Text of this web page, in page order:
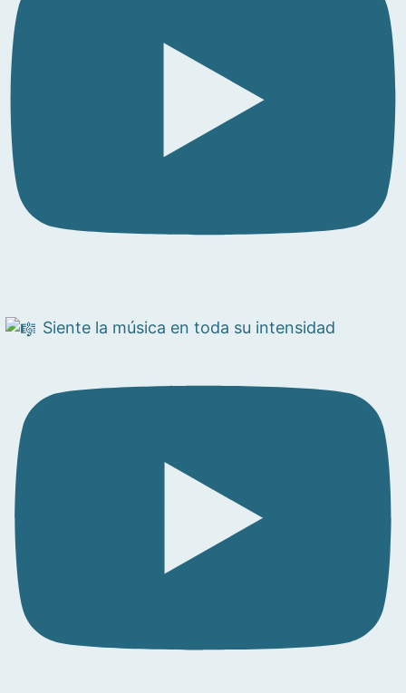
Siente la música en toda su intensidad